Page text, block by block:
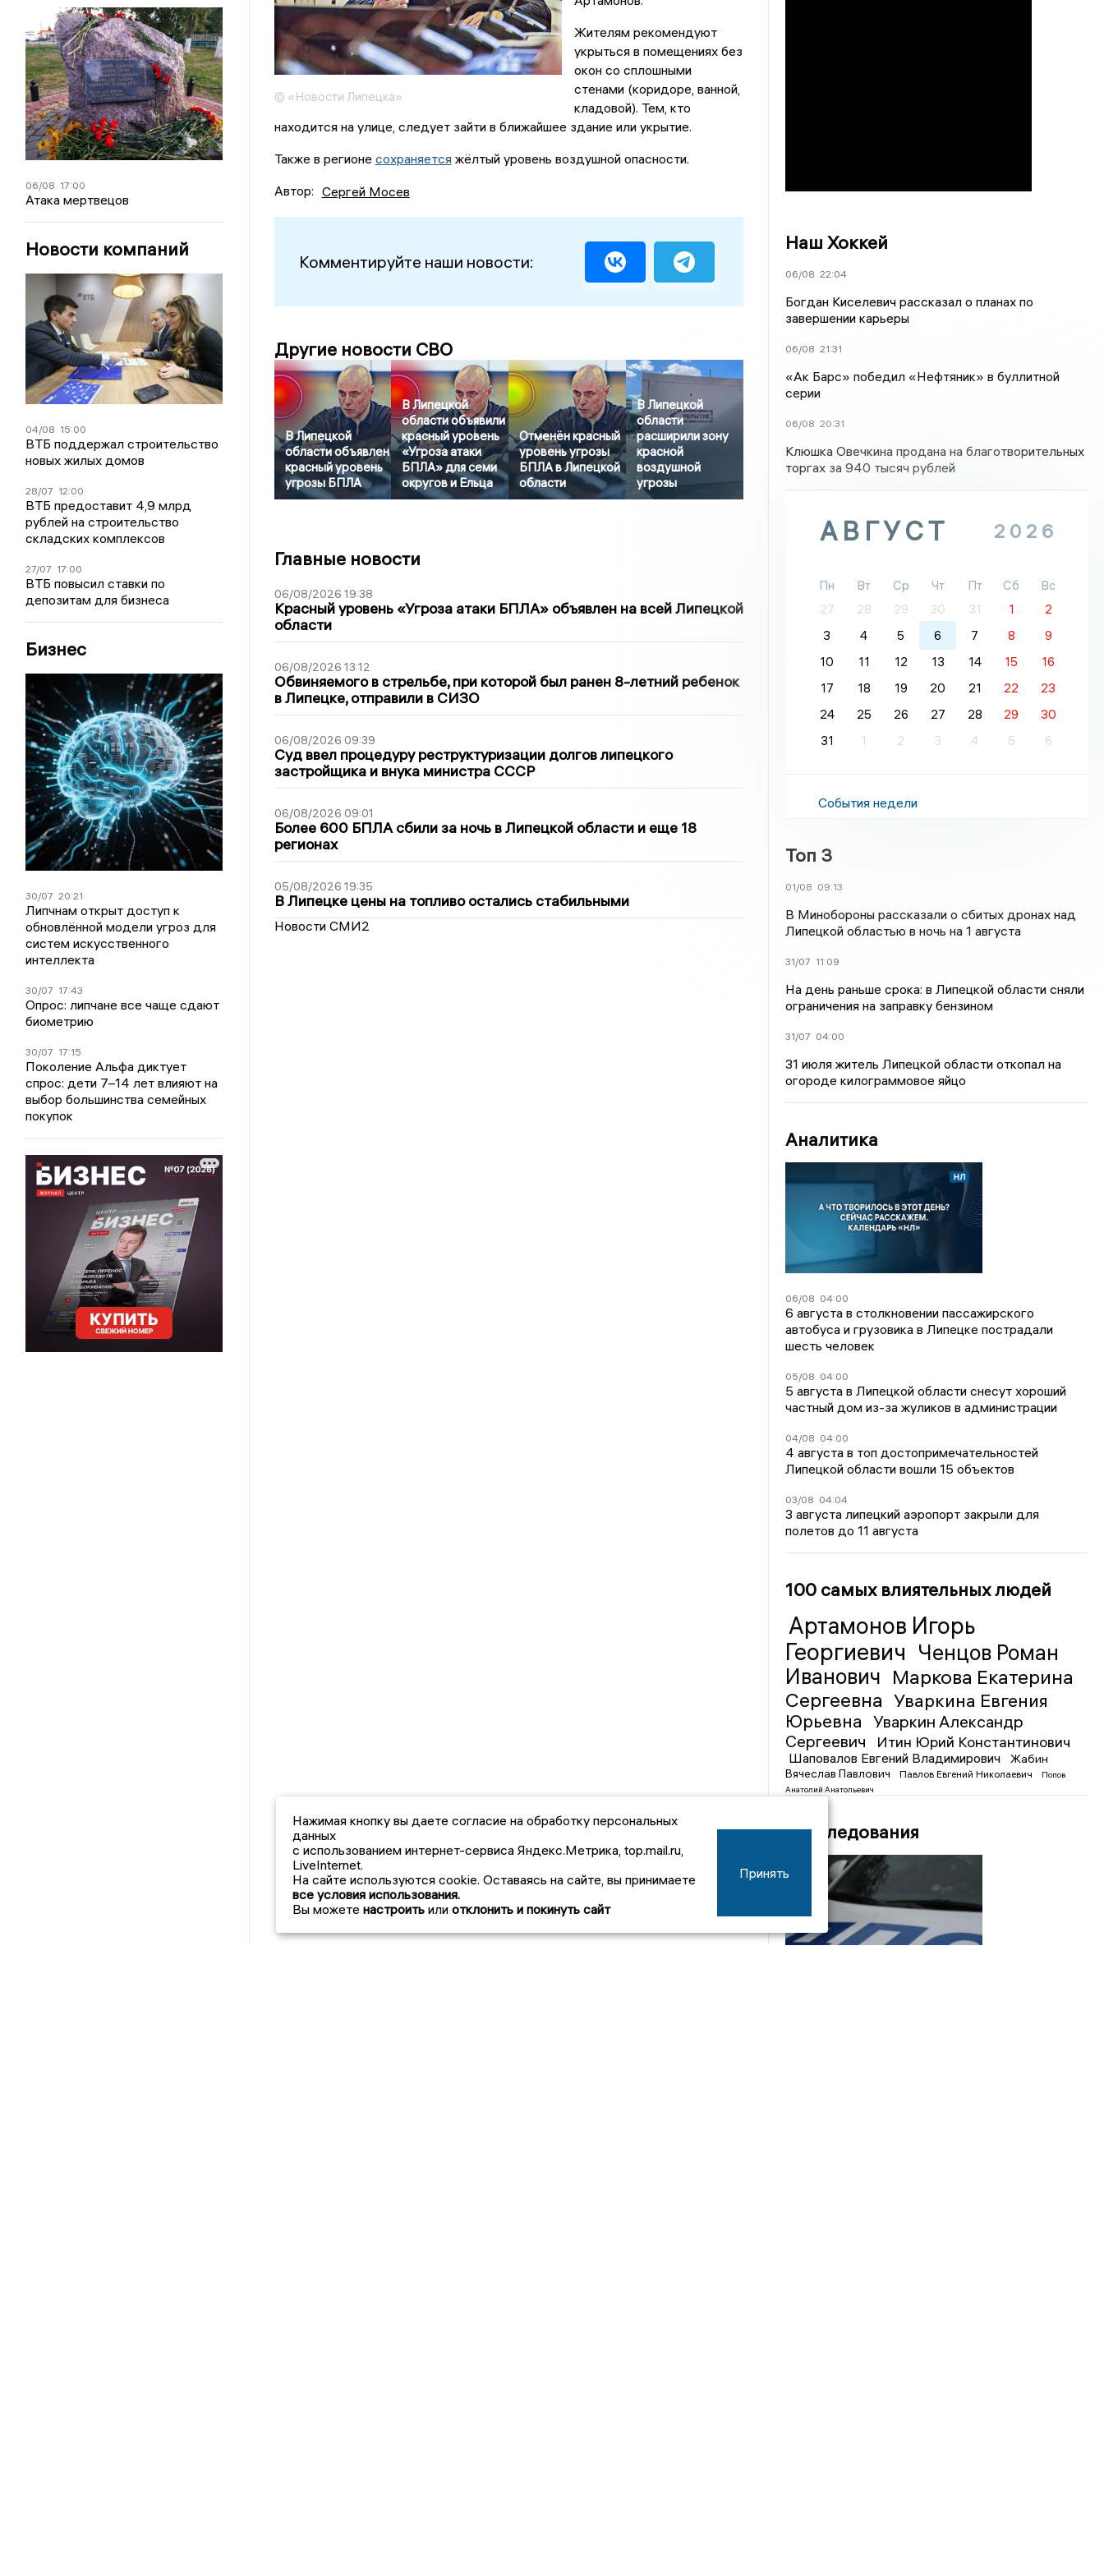
06/08 17:00
Атака мертвецов
Новости компаний
04/08 15:00
ВТБ поддержал строительство
новых жилых домов
28/07 12:00
ВТБ предоставит 4,9 млрд
рублей на строительство
складских комплексов
27/07 17:00
ВТБ повысил ставки по
депозитам для бизнеса
Бизнес
30/07 20:21
Липчнам открыт доступ к
обновлённой модели угроз для
систем искусственного
интеллекта
30/07 17:43
Опрос: липчане все чаще сдают
биометрию
30/07 17:15
Поколение Альфа диктует
спрос: дети 7–14 лет влияют на
выбор большинства семейных
покупок
© «Новости Липецка»
Жителям рекомендуют
укрыться в помещениях без
окон со сплошными
стенами (коридоре, ванной,
кладовой). Тем, кто
находится на улице, следует зайти в ближайшее здание или укрытие.
Также в регионе сохраняетсяжёлтый уровень воздушной опасности.
Автор: Сергей Мосев
Комментируйте наши новости:
Другие новости СВО
В Липецкой
области объявлен
красный уровень
угрозы БПЛА
В Липецкой
области объявили
красный уровень
«Угроза атаки
БПЛА» для семи
округов и Ельца
Отменён красный
уровень угрозы
БПЛА в Липецкой
области
В Липецкой
области
расширили зону
красной
воздушной
угрозы
Главные новости
06/08/2026 19:38
Красный уровень «Угроза атаки БПЛА» объявлен на всей Липецкой
области
06/08/2026 13:12
Обвиняемого в стрельбе, при которой был ранен 8-летний ребенок
в Липецке, отправили в СИЗО
06/08/2026 09:39
Суд ввел процедуру реструктуризации долгов липецкого
застройщика и внука министра СССР
06/08/2026 09:01
Более 600 БПЛА сбили за ночь в Липецкой области и еще 18
регионах
05/08/2026 19:35
В Липецке цены на топливо остались стабильными
Новости СМИ2
Наш Хоккей
06/08 22:04
Богдан Киселевич рассказал о планах по
завершении карьеры
06/08 21:31
«Ак Барс» победил «Нефтяник» в буллитной
серии
06/08 20:31
Клюшка Овечкина продана на благотворительных
торгах за 940 тысяч рублей
АВГУСТ 2026
Пн Вт Ср Чт Пт Сб
Вс
27
28 29 30 31 1
2
3
4 5 6 7 8
9
10
11 12 13 14 15
16
17
18 19 20 21 22
23
24
25 26 27 28 29
30
31
1 2 3 4 5 6
События недели
Топ 3
01/08 09:13
В Минобороны рассказали о сбитых дронах над
Липецкой областью в ночь на 1 августа
31/07 11:09
На день раньше срока: в Липецкой области сняли
ограничения на заправку бензином
31/07 04:00
31 июля житель Липецкой области откопал на
огороде килограммовое яйцо
Аналитика
06/08 04:00
6 августа в столкновении пассажирского
автобуса и грузовика в Липецке пострадали
шесть человек
05/08 04:00
5 августа в Липецкой области снесут хороший
частный дом из-за жуликов в администрации
04/08 04:00
4 августа в топ достопримечательностей
Липецкой области вошли 15 объектов
03/08 04:04
3 августа липецкий аэропорт закрыли для
полетов до 11 августа
100 самых влиятельных людей
Артамонов Игорь
Георгиевич Ченцов Роман
Иванович Маркова Екатерина
Сергеевна Уваркина Евгения
Юрьевна
Уваркин Александр
Сергеевич
Итин Юрий Константинович
Шаповалов Евгений Владимирович
Жабин
Вячеслав Павлович
Павлов Евгений Николаевич
Попов
Анатолий Анатольевич
Расследования
Нажимая кнопку вы даете согласие на обработку персональных
данных
с использованием интернет-сервиса Яндекс.Метрика, top.mail.ru,
LiveInternet.
На сайте используются cookie. Оставаясь на сайте, вы принимаете
все условия использования.
Вы можете настроить или отклонить и покинуть сайт
Принять